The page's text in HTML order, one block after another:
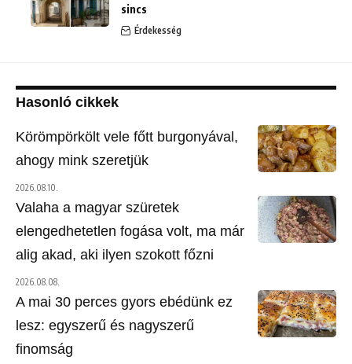
sincs
Érdekesség
Hasonló cikkek
Körömpörkölt vele főtt burgonyával,
ahogy mink szeretjük
2026.08.10.
Valaha a magyar szüretek
elengedhetetlen fogása volt, ma már
alig akad, aki ilyen szokott főzni
2026.08.08.
A mai 30 perces gyors ebédünk ez
lesz: egyszerű és nagyszerű
finomság